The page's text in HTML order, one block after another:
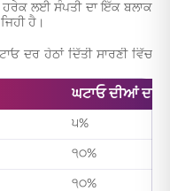
ਹਰੇਕ ਲਈ ਸੰਪਤੀ ਦਾ ਇੱਕ ਬਲਾਕ
ਹੈ।
ਦਰ ਹੇਠਾਂ ਦਿੱਤੀ ਸਾਰਣੀ ਵਿੱਚ
ਘਟਾਓ ਦੀਆਂ ਦਰਾਂ
੫%
੧੦%
੧੦%